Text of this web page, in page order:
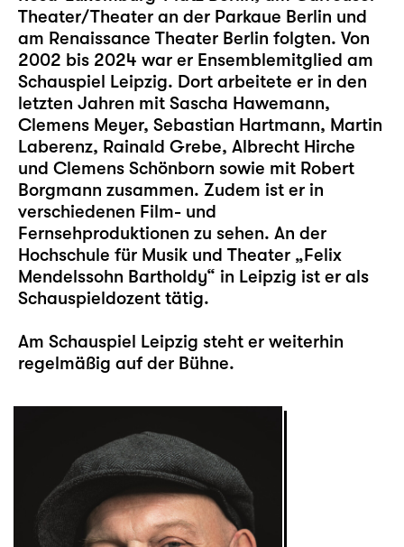
Theater/Theater an der Parkaue Berlin und
am Renaissance Theater Berlin folgten. Von
2002 bis 2024 war er Ensemblemitglied am
Schauspiel Leipzig. Dort arbeitete er in den
letzten Jahren mit Sascha Hawemann,
Clemens Meyer, Sebastian Hartmann, Martin
Laberenz, Rainald Grebe, Albrecht Hirche
und Clemens Schönborn sowie mit Robert
Borgmann zusammen. Zudem ist er in
verschiedenen Film- und
Fernsehproduktionen zu sehen. An der
Hochschule für Musik und Theater „Felix
Mendelssohn Bartholdy“ in Leipzig ist er als
Schauspieldozent tätig.
Am Schauspiel Leipzig steht er weiterhin
regelmäßig auf der Bühne.